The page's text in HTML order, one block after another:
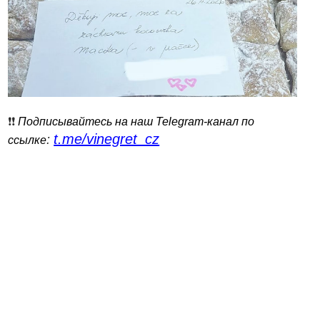
❗️❗️Подписывайтесь на наш Telegram-канал по
ссылке: t.me/vinegret_cz